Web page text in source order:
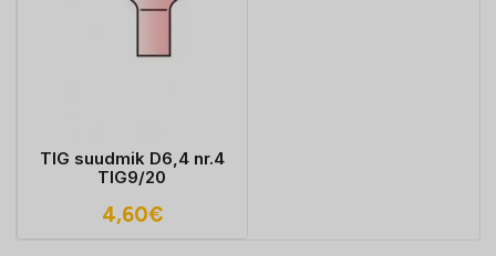
TIG suudmik D6,4 nr.4
TIG9/20
4,60€